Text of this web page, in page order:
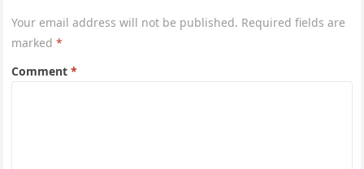
Your email address will not be published. Required fields are
marked*
Comment*